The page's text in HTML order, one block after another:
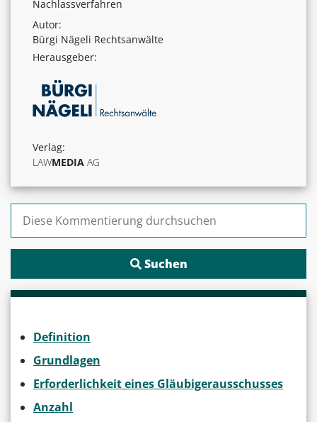
Nachlassverfahren
Autor:
Bürgi Nägeli Rechtsanwälte
Herausgeber:
Verlag:
LAWMEDIA AG
Suchen nach:
Definition
Grundlagen
Erforderlichkeit eines Gläubigerausschusses
Anzahl